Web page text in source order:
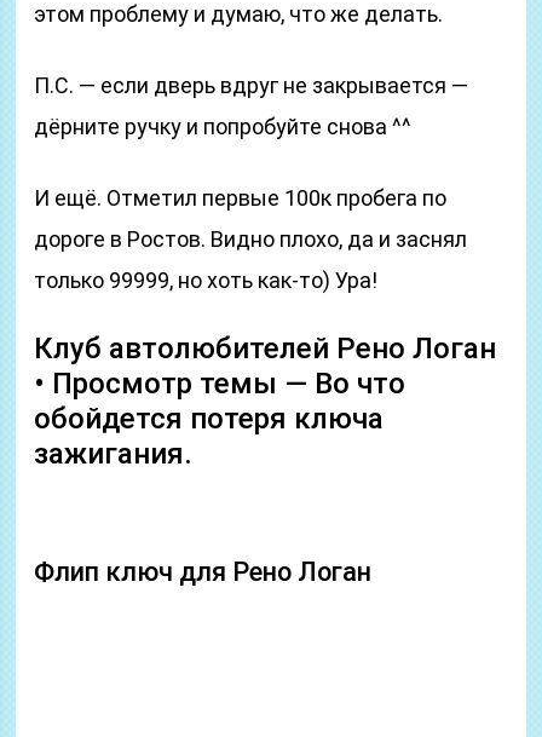
этом проблему и думаю, что же делать.
П.С. — если дверь вдруг не закрывается —
дёрните ручку и попробуйте снова ^^
И ещё. Отметил первые 100к пробега по
дороге в Ростов. Видно плохо, да и заснял
только 99999, но хоть как-то) Ура!
Клуб автолюбителей Рено Логан
• Просмотр темы — Во что
обойдется потеря ключа
зажигания.
Флип ключ для Рено Логан